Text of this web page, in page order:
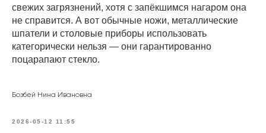
свежих загрязнений, хотя с запёкшимся нагаром она
не справится. А вот обычные ножи, металлические
шпатели и столовые приборы использовать
категорически нельзя — они гарантированно
поцарапают стекло.
Бозбей Нина Ивановна
2026-05-12 11:55